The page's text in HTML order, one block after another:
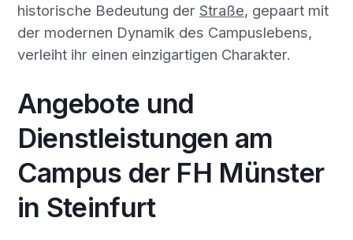
historische Bedeutung der Straße, gepaart mit
der modernen Dynamik des Campuslebens,
verleiht ihr einen einzigartigen Charakter.
Angebote und
Dienstleistungen am
Campus der FH Münster
in Steinfurt